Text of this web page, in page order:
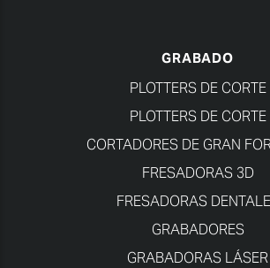
GRABADO
PLOTTERS DE CORTE
PLOTTERS DE CORTE
CORTADORES DE GRAN
FRESADORAS 3D
FRESADORAS
GRABADORES
GRABADORAS LÁSER